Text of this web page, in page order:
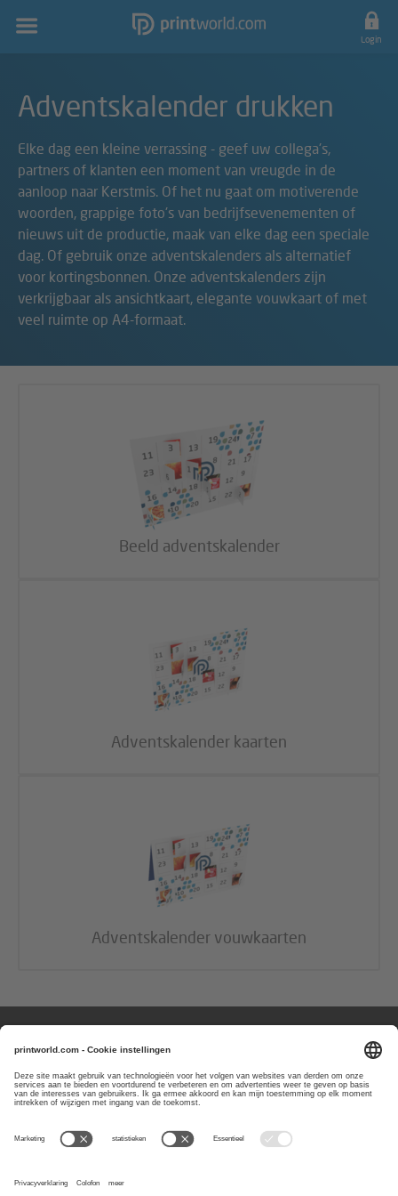
Hoofdnavigatie
Login
Adventskalender drukken
Elke dag een kleine verrassing - geef uw collega's,
partners of klanten een moment van vreugde in de
aanloop naar Kerstmis. Of het nu gaat om motiverende
woorden, grappige foto's van bedrijfsevenementen of
nieuws uit de productie, maak van elke dag een speciale
dag. Of gebruik onze adventskalenders als alternatief
voor kortingsbonnen. Onze adventskalenders zijn
verkrijgbaar als ansichtkaart, elegante vouwkaart of met
veel ruimte op A4-formaat.
Beeld adventskalender
Adventskalender kaarten
Adventskalender vouwkaarten
Vragen of aanmerkingen?
Wij zijn bereikbaar vanmaandag t/m
vrijdag van 8:00 tot 17:00 uur
0800-0227403